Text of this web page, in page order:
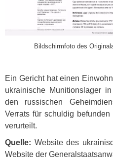
Bildschirmfoto des
Ein Gericht hat einen
ukrainische Munitionslager
den russischen
Verrats für schuldig
verurteilt.
Quelle: Website des
Website der